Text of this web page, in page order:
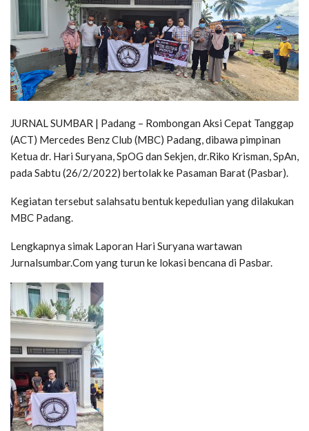
JURNAL SUMBAR | Padang – Rombongan Aksi Cepat Tanggap
(ACT) Mercedes Benz Club (MBC) Padang, dibawa pimpinan
Ketua dr. Hari Suryana, SpOG dan Sekjen, dr.Riko Krisman, SpAn,
pada Sabtu (26/2/2022) bertolak ke Pasaman Barat (Pasbar).
Kegiatan tersebut salahsatu bentuk kepedulian yang dilakukan
MBC Padang.
Lengkapnya simak Laporan Hari Suryana wartawan
Jurnalsumbar.Com yang turun ke lokasi bencana di Pasbar.